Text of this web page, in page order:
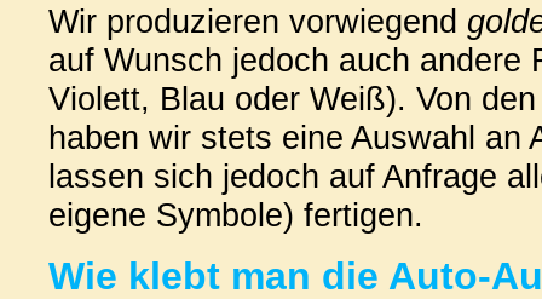
Wir produzieren vorwiegend
auf Wunsch jedoch auch andere
Violett, Blau oder Weiß). Von
haben wir stets eine Auswahl an
lassen sich jedoch auf Anfrage
eigene Symbole) fertigen.
Wie klebt man die Auto-